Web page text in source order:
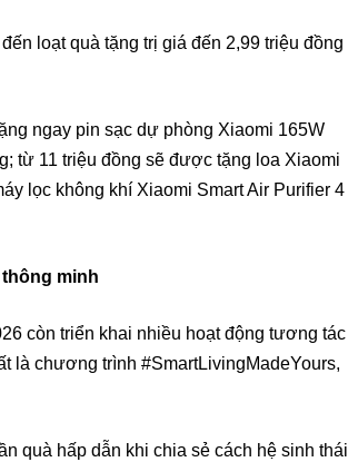
loạt quà tặng trị giá đến 2,99 triệu đồng
ngay pin sạc dự phòng Xiaomi 165W
từ 11 triệu đồng sẽ được tặng loa Xiaomi
lọc không khí Xiaomi Smart Air Purifier 4
minh
còn triển khai nhiều hoạt động tương tác
là chương trình #SmartLivingMadeYours,
quà hấp dẫn khi chia sẻ cách hệ sinh thái